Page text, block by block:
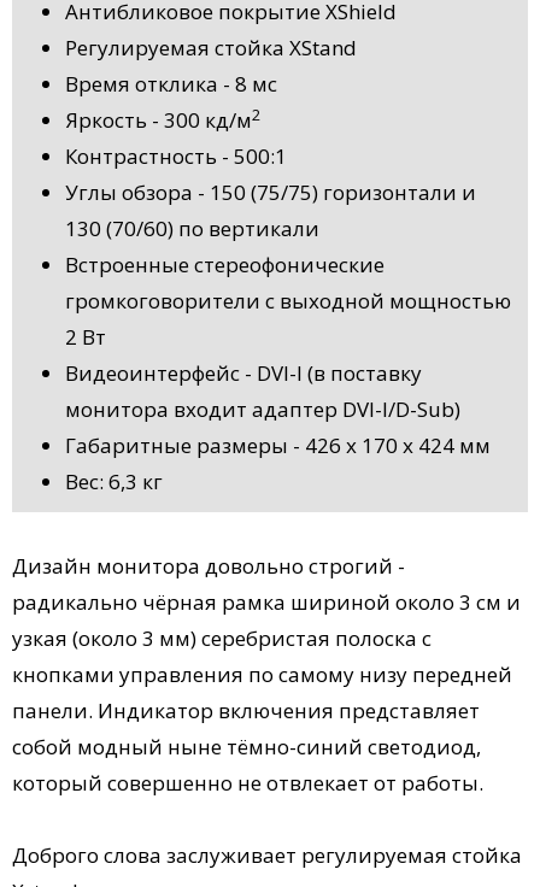
Антибликовое покрытие XShield
Регулируемая стойка XStand
Время отклика - 8 мс
Яркость - 300 кд/м2
Контрастность - 500:1
Углы обзора - 150 (75/75) горизонтали и
130 (70/60) по вертикали
Встроенные стереофонические
громкоговорители с выходной мощностью
2 Вт
Видеоинтерфейс - DVI-I (в поставку
монитора входит адаптер DVI-I/D-Sub)
Габаритные размеры - 426 х 170 x 424 мм
Вес: 6,3 кг
Дизайн монитора довольно строгий -
радикально чёрная рамка шириной около 3 см и
узкая (около 3 мм) серебристая полоска с
кнопками управления по самому низу передней
панели. Индикатор включения представляет
собой модный ныне тёмно-синий светодиод,
который совершенно не отвлекает от работы.
Доброго слова заслуживает регулируемая стойка